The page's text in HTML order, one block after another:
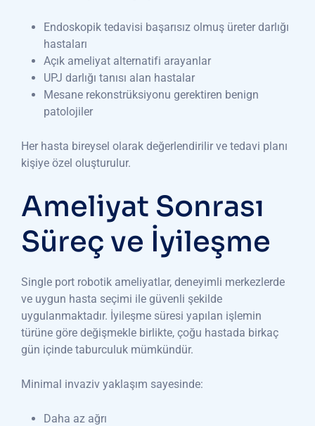
Endoskopik tedavisi başarısız olmuş üreter darlığı
hastaları
Açık ameliyat alternatifi arayanlar
UPJ darlığı tanısı alan hastalar
Mesane rekonstrüksiyonu gerektiren benign
patolojiler
Her hasta bireysel olarak değerlendirilir ve tedavi planı
kişiye özel oluşturulur.
Ameliyat Sonrası
Süreç ve İyileşme
Single port robotik ameliyatlar, deneyimli merkezlerde
ve uygun hasta seçimi ile güvenli şekilde
uygulanmaktadır. İyileşme süresi yapılan işlemin
türüne göre değişmekle birlikte, çoğu hastada birkaç
gün içinde taburculuk mümkündür.
Minimal invaziv yaklaşım sayesinde:
Daha az ağrı